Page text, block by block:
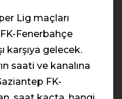
Lig maçları
Fenerbahçe
karşıya gelecek.
saati ve kanalına
FK-